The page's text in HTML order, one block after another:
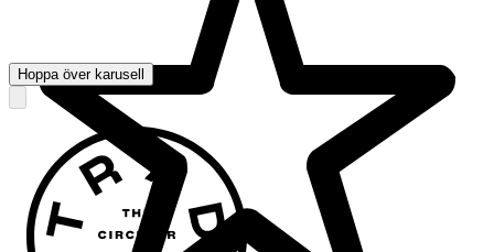
Hoppa över karusell